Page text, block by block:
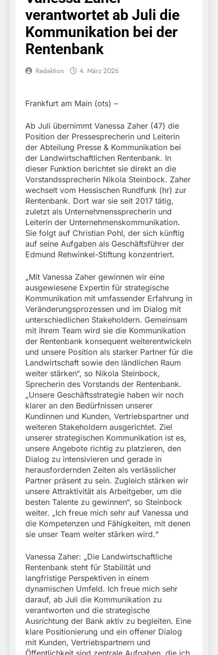
Knopfdruck / Schnelle
Festnahme nach
sexueller Belästigung
Bundespolizeidirektion
München: Bundespolizei
kontrolliert
grenzüberschreitenden
Verkehr / Waffenfund im
7. August 2026
Bundespolizeidirektion
festgenommen als die
Ungarn mit
fest
6. August 2026
Katze am Bahnhof
Bamberg aufgefunden –
Fundtier
6. August 2026
Schrotthändler
erschleicht rund 45.000
Euro Sozialleistungen
Ermittlungen der
Finanzkontrolle
Schwarzarbeit führen zu
rechtskräftiger
Verurteilung wegen
Betrugs
6. August 2026
Bundespolizeidirektion
München: Europaweit
gesuchtes Mitglied einer
kriminellen Vereinigung
geht ins Netz –
Bundespolizei vollstreckt
europäischen
Auslieferungshaftbefehl
6. August 2026
Bundespolizeidirektion
München: Update zu den
Einsatzmaßnahmen der
Bundespolizei in
Saarbrücken
5. August 2026
Bundespolizeidirektion
München:
Beinahekollision an
Bahnübergang in Aubing
/ Bundespolizei ermittelt
wegen gefährlichen
Bahnverkehr
5. August 2026
verantwortet ab Juli die
Kommunikation bei der
Rentenbank
Redaktion 4. März 2026
Frankfurt am Main (ots) –
Ab Juli übernimmt Vanessa Zaher (47) die
Position der Pressesprecherin und Leiterin
der Abteilung Presse & Kommunikation bei
der Landwirtschaftlichen Rentenbank. In
dieser Funktion berichtet sie direkt an die
Vorstandssprecherin Nikola Steinbock. Zaher
wechselt vom Hessischen Rundfunk (hr) zur
Rentenbank. Dort war sie seit 2017 tätig,
zuletzt als Unternehmenssprecherin und
Leiterin der Unternehmenskommunikation.
Sie folgt auf Christian Pohl, der sich künftig
auf seine Aufgaben als Geschäftsführer der
Edmund Rehwinkel-Stiftung konzentriert.
„Mit Vanessa Zaher gewinnen wir eine
ausgewiesene Expertin für strategische
Kommunikation mit umfassender Erfahrung in
Veränderungsprozessen und im Dialog mit
unterschiedlichen Stakeholdern. Gemeinsam
mit ihrem Team wird sie die Kommunikation
der Rentenbank konsequent weiterentwickeln
und unsere Position als starker Partner für die
Landwirtschaft sowie den ländlichen Raum
weiter stärken“, so Nikola Steinbock,
Sprecherin des Vorstands der Rentenbank.
„Unsere Geschäftsstrategie haben wir noch
klarer an den Bedürfnissen unserer
Kundinnen und Kunden, Vertriebspartner und
weiteren Stakeholdern ausgerichtet. Ziel
unserer strategischen Kommunikation ist es,
unsere Angebote richtig zu platzieren, den
Dialog zu intensivieren und gerade in
herausfordernden Zeiten als verlässlicher
Partner präsent zu sein. Zugleich stärken wir
unsere Attraktivität als Arbeitgeber, um die
besten Talente zu gewinnen“, so Steinbock
weiter. „Ich freue mich sehr auf Vanessa und
die Kompetenzen und Fähigkeiten, mit denen
sie unser Team weiter stärken wird.“
Vanessa Zaher: „Die Landwirtschaftliche
Rentenbank steht für Stabilität und
langfristige Perspektiven in einem
dynamischen Umfeld. Ich freue mich sehr
darauf, ab Juli die Kommunikation zu
verantworten und die strategische
Ausrichtung der Bank aktiv zu begleiten. Eine
klare Positionierung und ein offener Dialog
mit Kunden, Vertriebspartnern und